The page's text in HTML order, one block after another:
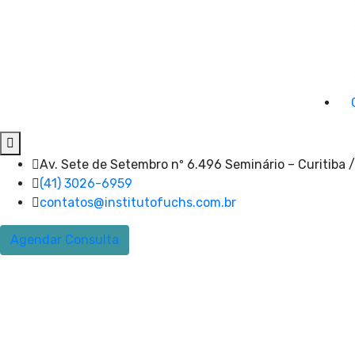
Av. Sete de Setembro nº 6.496 Seminário – Curitiba
(41) 3026-6959
contatos@institutofuchs.com.br
Agendar Consulta